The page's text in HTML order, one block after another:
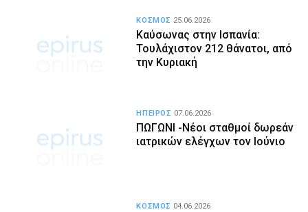
Καύσωνας στην Ισπανία:
Τουλάχιστον 212 θάνατοι, από
την Κυριακή
ΚΟΣΜΟΣ 25.06.2026
ΠΩΓΩΝΙ -Νέοι σταθμοί δωρεάν
ιατρικών ελέγχων τον Ιούνιο
ΗΠΕΙΡΟΣ 07.06.2026
ΚΟΣΜΟΣ 04.06.2026